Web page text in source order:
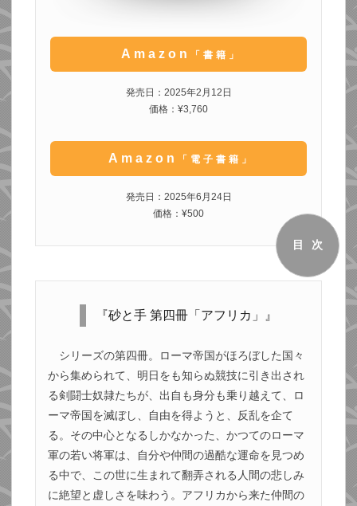
Amazon 「書籍」
発売日：2025年2月12日
価格：¥3,760
Amazon 「電子書籍」
発売日：2025年6月24日
価格：¥500
『砂と手 第四冊「アフリカ」』
シリーズの第四冊。ローマ帝国がほろぼした国々
から集められて、明日をも知らぬ競技に引き出され
る剣闘士奴隷たちが、出自も身分も乗り越えて、ロ
ーマ帝国を滅ぼし、自由を得ようと、反乱を企て
る。その中心となるしかなかった、かつてのローマ
軍の若い将軍は、自分や仲間の過酷な運命を見つめ
る中で、この世に生まれて翻弄される人間の悲しみ
に絶望と虚しさを味わう。アフリカから来た仲間の
目次